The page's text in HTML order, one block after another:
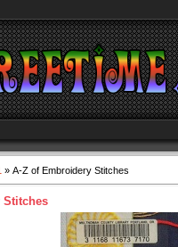
» A-Z of Embroidery Stitches
Stitches